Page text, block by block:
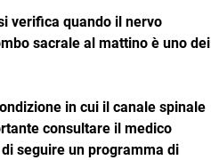
verifica quando il nervo
sacrale al mattino è uno dei
in cui il canale spinale
consultare il medico
seguire un programma di